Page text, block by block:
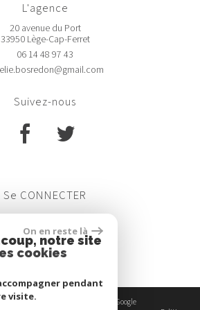
l'agence
20 avenue du Port
33950 Lège-Cap-Ferret
06 14 48 97 43
suivez-nous
se CONNECTER
réservés | Traduction powered by Google
On en reste là
notre site
cookies
pendant
visite.